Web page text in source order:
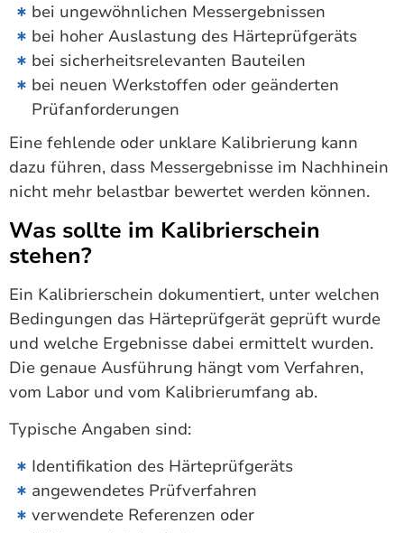
bei ungewöhnlichen Messergebnissen
bei hoher Auslastung des Härteprüfgeräts
bei sicherheitsrelevanten Bauteilen
bei neuen Werkstoffen oder geänderten
Prüfanforderungen
Eine fehlende oder unklare Kalibrierung kann
dazu führen, dass Messergebnisse im Nachhinein
nicht mehr belastbar bewertet werden können.
Was sollte im Kalibrierschein
stehen?
Ein Kalibrierschein dokumentiert, unter welchen
Bedingungen das Härteprüfgerät geprüft wurde
und welche Ergebnisse dabei ermittelt wurden.
Die genaue Ausführung hängt vom Verfahren,
vom Labor und vom Kalibrierumfang ab.
Typische Angaben sind:
Identifikation des Härteprüfgeräts
angewendetes Prüfverfahren
verwendete Referenzen oder